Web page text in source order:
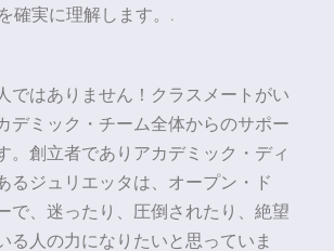
確実に理解します。.
ではありません！クラスメートがい
デミック・チーム全体からのサポー
。創立者でありアカデミック・ディ
るジュリエッタは、オープン・ド
で、迷ったり、圧倒されたり、絶望
る人の力になりたいと思っていま